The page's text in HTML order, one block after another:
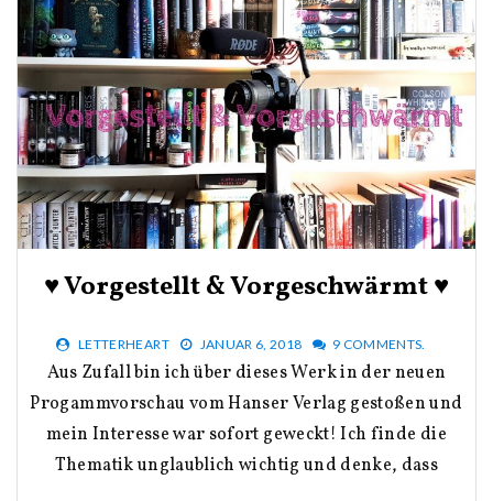
♥ Vorgestellt & Vorgeschwärmt ♥
LETTERHEART JANUAR 6, 2018 9 COMMENTS.
Aus Zufall bin ich über dieses Werk in der neuen
Progammvorschau vom Hanser Verlag gestoßen und
mein Interesse war sofort geweckt! Ich finde die
Thematik unglaublich wichtig und denke, dass